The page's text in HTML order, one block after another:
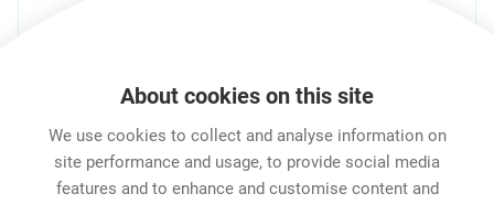
SCDP-FX-9 白
Material
About cookies on this site
We use cookies to collect and analyse information on
site performance and usage, to provide social media
features and to enhance and customise content and